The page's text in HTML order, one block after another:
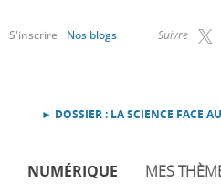
Suivre
S'inscrire Nos blogs
► DOSSIER : LA SCIENCE FACE
NUMÉRIQUE MES